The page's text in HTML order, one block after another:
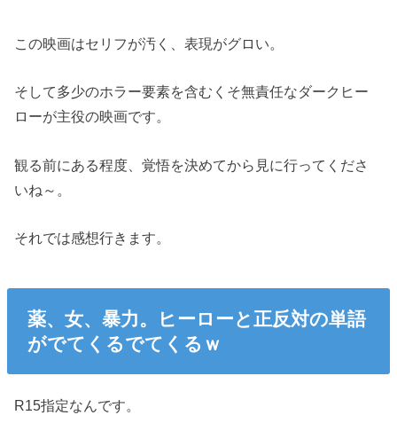
この映画はセリフが汚く、表現がグロい。
そして多少のホラー要素を含むくそ無責任なダークヒー
ローが主役の映画です。
観る前にある程度、覚悟を決めてから見に行ってくださ
いね～。
それでは感想行きます。
薬、女、暴力。ヒーローと正反対の単語
がでてくるでてくるｗ
R15指定なんです。